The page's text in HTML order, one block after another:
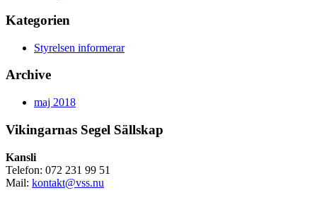
Kategorien
Styrelsen informerar
Archive
maj 2018
Vikingarnas Segel Sällskap
Kansli
Telefon: 072 231 99 51
Mail: kontakt@vss.nu